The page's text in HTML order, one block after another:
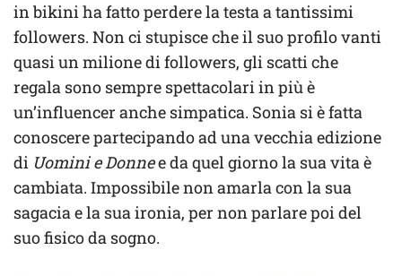
in bikini ha fatto perdere la testa a tantissimi
followers. Non ci stupisce che il suo profilo vanti
quasi un milione di followers, gli scatti che
regala sono sempre spettacolari in più è
un’influencer anche simpatica. Sonia si è fatta
conoscere partecipando ad una vecchia edizione
di Uomini e Donnee da quel giorno la sua vita è
cambiata. Impossibile non amarla con la sua
sagacia e la sua ironia, per non parlare poi del
suo fisico da sogno.